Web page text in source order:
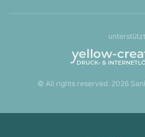
© All rights reserved. 2026